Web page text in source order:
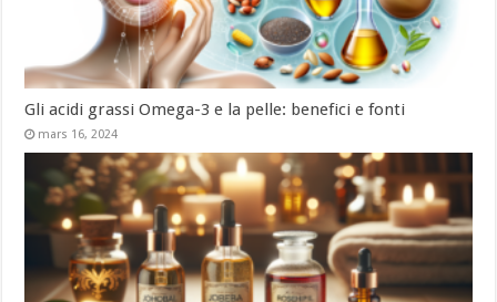
Gli acidi grassi Omega-3 e la pelle: benefici e fonti
mars 16, 2024